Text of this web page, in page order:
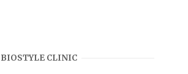
BIOSTYLE CLINIC